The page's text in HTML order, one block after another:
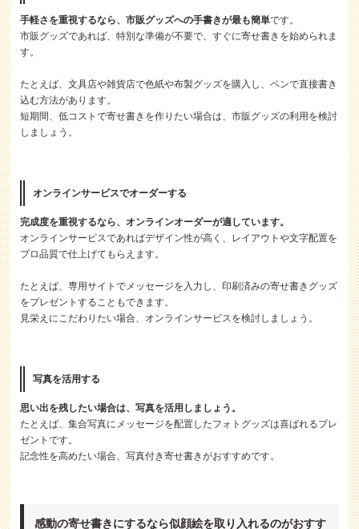
手軽さを重視するなら、市販グッズへの手書きが最も簡単です。
市販グッズであれば、特別な準備が不要で、すぐに寄せ書きを始められま
す。
たとえば、文具店や雑貨店で色紙や布製グッズを購入し、ペンで直接書き
込む方法があります。
短期間、低コストで寄せ書きを作りたい場合は、市販グッズの利用を検討
しましょう。
オンラインサービスでオーダーする
完成度を重視するなら、オンラインオーダーが適しています。
オンラインサービスであればデザイン性が高く、レイアウトや文字配置を
プロ品質で仕上げてもらえます。
たとえば、専用サイトでメッセージを入力し、印刷済みの寄せ書きグッズ
をプレゼントすることもできます。
見栄えにこだわりたい場合、オンラインサービスを検討しましょう。
写真を活用する
思い出を残したい場合は、写真を活用しましょう。
たとえば、集合写真にメッセージを配置したフォトグッズは喜ばれるプレ
ゼントです。
記念性を高めたい場合、写真付き寄せ書きがおすすめです。
感動の寄せ書きにするなら似顔絵を取り入れるのがおすす